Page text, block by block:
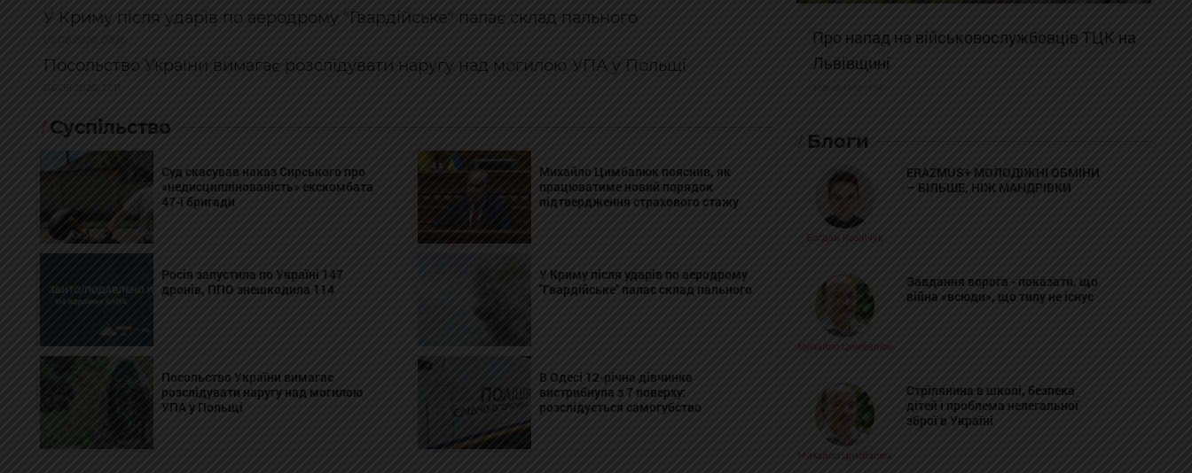
У Криму після ударів по аеродрому "Гвардійське" палає склад пального
Посольство України вимагає розслідувати наругу над могилою УПА у Польщі
Суспільство
Суд скасував наказ Сирського про
«недисциплінованість» екскомбата
47-ї бригади
Михайло Цимбалюк пояснив, як
працюватиме новий порядок
підтвердження страхового стажу
Росія запустила по Україні 147
дронів, ППО знешкодила 114
У Криму після ударів по аеродрому
"Гвардійське" палає склад пального
Посольство України вимагає
розслідувати наругу над могилою
УПА у Польщі
В Одесі 12-річна дівчинка
вистрибнула з 7 поверху:
розслідується самогубство
Про напад на військовослужбовців ТЦК на
Львівщині
Блоги
Богдан Козійчук
ERAZMUS+ МОЛОДІЖНІ ОБМІНИ
– БІЛЬШЕ, НІЖ МАНДРІВКИ
Михайло Цимбалюк
Завдання ворога - показати, що
війна «всюди», що тилу не існує
Михайло Цимбалюк
Стрілянина в школі, безпека
дітей і проблема нелегальної
зброї в Україні